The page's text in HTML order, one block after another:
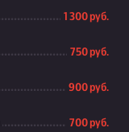
1 300 руб.
750 руб.
900 руб.
700 руб.